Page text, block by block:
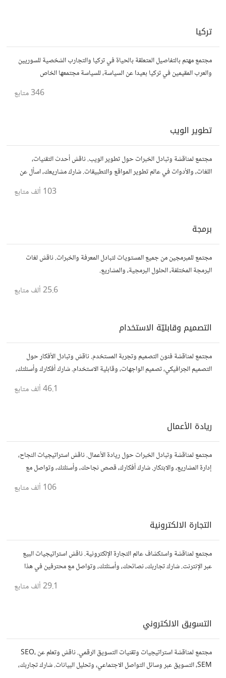
تركيا
مجتمع مهتم بالتفاصيل المتعلقة بالحياة في تركيا والتجارب الشخصية للسوريين
والعرب المقيمين في تركيا بعيدا عن السياسة، للسياسة مجتمعها الخاص
346متابع
تطوير الويب
مجتمع لمناقشة وتبادل الخبرات حول تطوير الويب. ناقش أحدث التقنيات،
اللغات، والأدوات في عالم تطوير المواقع والتطبيقات. شارك مشاريعك، اسأل عن
103 ألف متابع
برمجة
مجتمع للمبرمجين من جميع المستويات لتبادل المعرفة والخبرات. ناقش لغات
البرمجة المختلفة، الحلول البرمجية، والمشاريع.
25.6 ألف متابع
التصميم وقابليّة الاستخدام
مجتمع لمناقشة فنون التصميم وتجربة المستخدم. ناقش وتبادل الأفكار حول
التصميم الجرافيكي، تصميم الواجهات، وقابلية الاستخدام. شارك أفكارك وأسئلتك،
وتواصل مع مصممين ومتخصصين في تحسين تجربة المستخدم.
46.1 ألف متابع
ريادة الأعمال
مجتمع لمناقشة وتبادل الخبرات حول ريادة الأعمال. ناقش استراتيجيات النجاح،
إدارة المشاريع، والابتكار. شارك أفكارك، قصص نجاحك، وأسئلتك، وتواصل مع
106 ألف متابع
التجارة الالكترونية
مجتمع لمناقشة واستكشاف عالم التجارة الإلكترونية. ناقش استراتيجيات البيع
عبر الإنترنت. شارك تجاربك، نصائحك، وأسئلتك، وتواصل مع محترفين في هذا
29.1 ألف متابع
التسويق الالكتروني
مجتمع لمناقشة استراتيجيات وتقنيات التسويق الرقمي. ناقش وتعلم عن SEO،
SEM، التسويق عبر وسائل التواصل الاجتماعي، وتحليل البيانات. شارك تجاربك،